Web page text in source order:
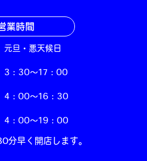
業時間
元旦・悪天候日
3：30～17：00
4：00～16：30
4：00～19：00
分早く開店します。